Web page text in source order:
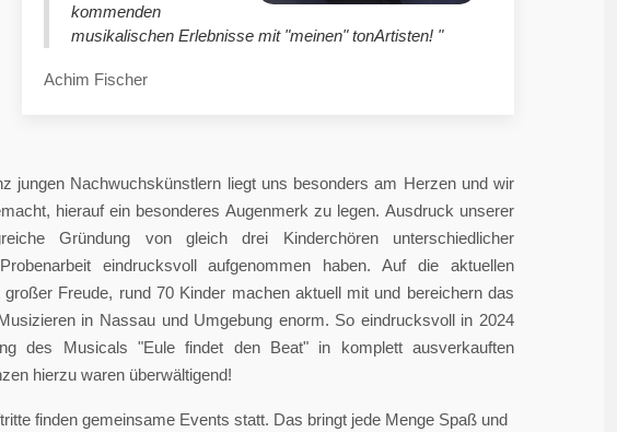
kommenden
musikalischen Erlebnisse mit "meinen" tonArtisten! "
Achim Fischer
jungen Nachwuchskünstlern liegt uns besonders am Herzen und wir
hierauf ein besonderes Augenmerk zu legen. Ausdruck unserer
Gründung von gleich drei Kinderchören unterschiedlicher
eindrucksvoll aufgenommen haben. Auf die aktuellen
Freude, rund 70 Kinder machen aktuell mit und bereichern das
in Nassau und Umgebung enorm. So eindrucksvoll in 2024
des Musicals "Eule findet den Beat" in komplett ausverkauften
hierzu waren überwältigend!
finden gemeinsame Events statt. Das bringt jede Menge Spaß und